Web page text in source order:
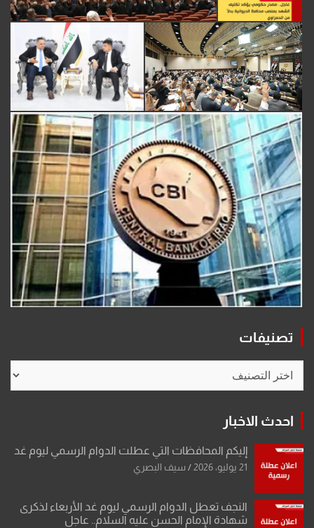
تصنيفات
احدث الاخبار
إليكم المحافظات التي عطلت الدوام الرسمي ليوم غد
21 يوليو، 2026 سيف البصري
النجف تعطل الدوام الرسمي ليوم غد الأربعاء لذكرى
شهادة الإمام الحسن عليه السلام.. عاجل